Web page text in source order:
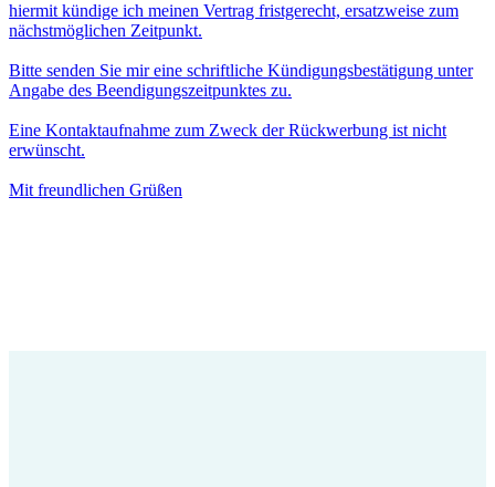
hiermit kündige ich meinen Vertrag fristgerecht, ersatzweise zum
nächstmöglichen Zeitpunkt.
Bitte senden Sie mir eine schriftliche Kündigungsbestätigung unter
Angabe des Beendigungszeitpunktes zu.
Eine Kontaktaufnahme zum Zweck der Rückwerbung ist nicht
erwünscht.
Mit freundlichen Grüßen